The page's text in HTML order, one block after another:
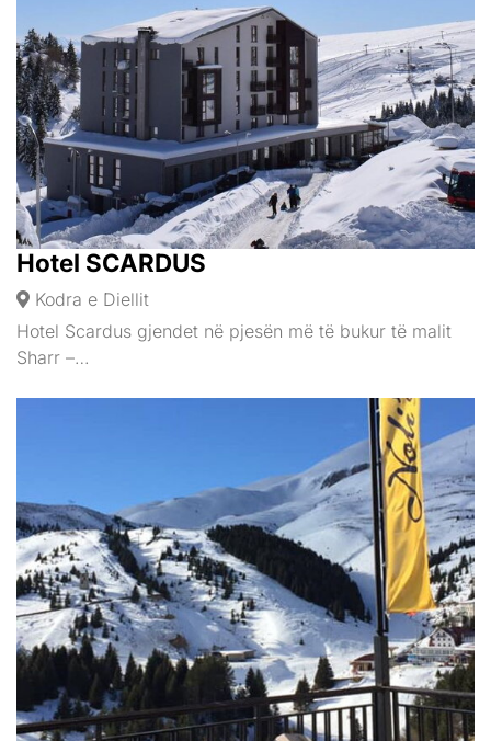
Hotel SCARDUS
Kodra e Diellit
Hotel Scardus gjendet në pjesën më të bukur të malit
Sharr –…